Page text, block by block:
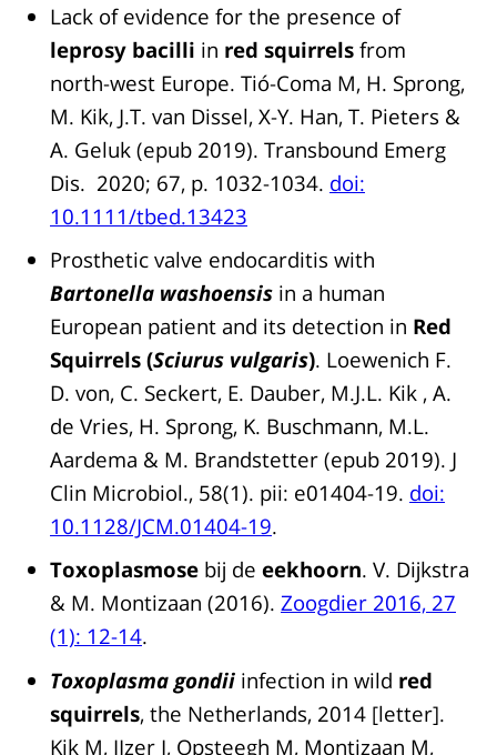
Lack of evidence for the presence of
leprosy bacilli in red squirrels from
north-west Europe. Tió-Coma M, H. Sprong,
M. Kik, J.T. van Dissel, X-Y. Han, T. Pieters &
A. Geluk (epub 2019). Transbound Emerg
Dis. 2020; 67, p. 1032-1034. doi:
10.1111/tbed.13423
Prosthetic valve endocarditis with
Bartonella washoensis in a human
European patient and its detection in Red
Squirrels (Sciurus vulgaris). Loewenich F.
D. von, C. Seckert, E. Dauber, M.J.L. Kik , A.
de Vries, H. Sprong, K. Buschmann, M.L.
Aardema & M. Brandstetter (epub 2019). J
Clin Microbiol., 58(1). pii: e01404-19. doi:
10.1128/JCM.01404-19.
Toxoplasmose bij de eekhoorn. V. Dijkstra
& M. Montizaan (2016). Zoogdier 2016, 27
(1): 12-14.
Toxoplasma gondii infection in wild red
squirrels, the Netherlands, 2014 [letter].
Kik M, IJzer J, Opsteegh M, Montizaan M,